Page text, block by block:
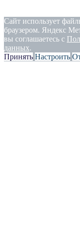
Сайт использует
браузером. Яндекс
вы соглашаетесь с
данных.
Принять Настроить